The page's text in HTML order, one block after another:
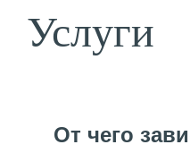
Услуги
От чего